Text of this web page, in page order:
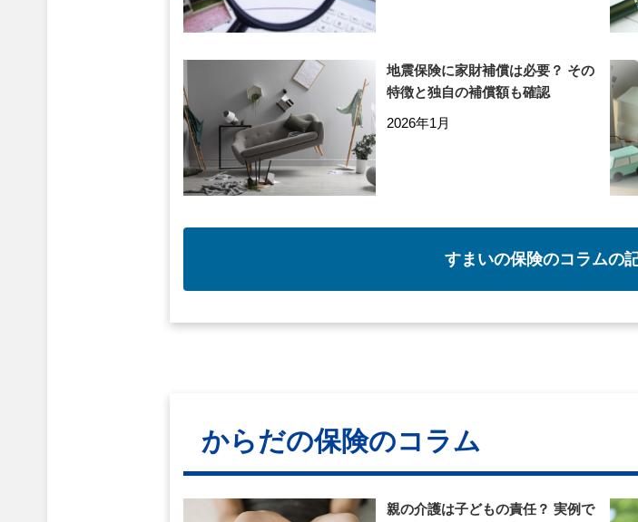
地震保険に家財補償は必要？ その
特徴と独自の補償額も確認
2026年1月
すまいの保険のコラムの
からだの保険のコラム
親の介護は子どもの責任？ 実例で